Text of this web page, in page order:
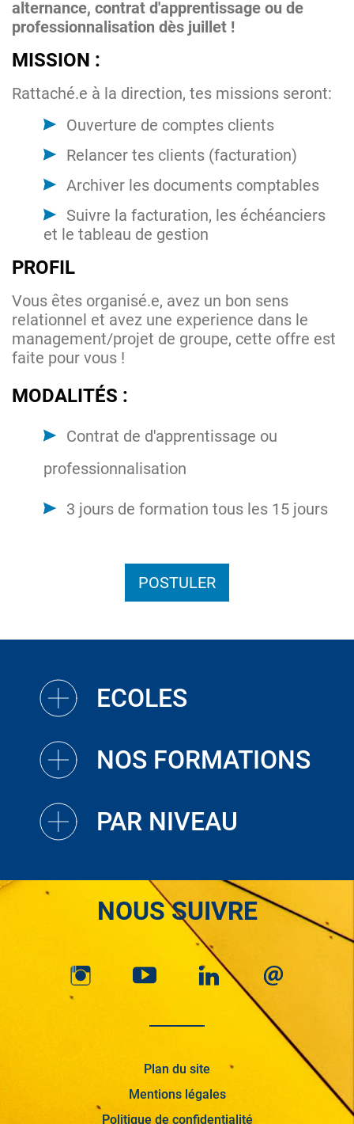
alternance, contrat d'apprentissage ou de
professionnalisation dès juillet !
MISSION :
Rattaché.e à la direction, tes missions seront:
Ouverture de comptes clients
Relancer tes clients (facturation)
Archiver les documents comptables
Suivre la facturation, les échéanciers
et le tableau de gestion
PROFIL
Vous êtes organisé.e, avez un bon sens
relationnel et avez une experience dans le
management/projet de groupe, cette offre est
faite pour vous !
MODALITÉS :
Contrat de d'apprentissage ou
professionnalisation
3 jours de formation tous les 15 jours
POSTULER
ECOLES
NOS FORMATIONS
PAR NIVEAU
NOUS SUIVRE
Plan du site
Mentions légales
Politique de confidentialité